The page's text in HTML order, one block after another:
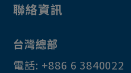
聯絡資訊
台灣總部
電話: +886 6 3840022